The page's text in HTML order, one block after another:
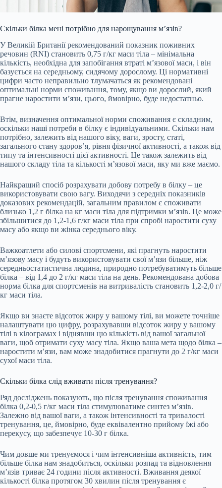
Скільки білка мені потрібно для нарощування м’язів?
У Великій Британії рекомендований показник поживних
речовин (RNI) становить 0,75 г/кг маси тіла – мінімальна
кількість, необхідна для запобігання втраті м’язової маси, і він
базується на середньому, сидячому дорослому. Ці нормативні
цифри часто неправильно тлумачаться як рекомендовані
оптимальні норми споживання, тому, якщо ви дорослий, який
прагне наростити м’язи, цього, ймовірно, буде недостатньо.
Втім, визначення оптимальної норми споживання є складним,
оскільки наші потреби в білку є індивідуальними. Скільки нам
потрібно, залежить від нашого віку, ваги, зросту, статі,
загального стану здоров’я, рівня фізичної активності, а також від
типу та інтенсивності цієї активності. Це також залежить від
нашого складу тіла та кількості м’язової маси, яку ми вже маємо.
Найкращий спосіб розрахувати добову потребу в білку – це
використовувати свою вагу. Виходячи з середніх показників
доказових рекомендацій, загальним правилом є споживати
близько 1,2 г білка на кг маси тіла для підтримки м’язів. Це може
збільшитися до 1,2-1,6 г/кг маси тіла при спробі наростити суху
масу або якщо ви жінка середнього віку.
Важкоатлети або силові спортсмени, які прагнуть наростити
м’язову масу і будуть використовувати свої м’язи більше, ніж
середньостатистична людина, природно потребуватимуть більше
білка – від 1,4 до 2 г/кг маси тіла на день. Рекомендована добова
норма білка для спортсменів на витривалість становить 1,2-2,0 г/
кг маси тіла.
Якщо ви знаєте відсоток жиру у вашому тілі, ви можете точніше
налаштувати цю цифру, розрахувавши відсоток жиру у вашому
тілі в кілограмах і віднявши цю кількість від вашої загальної
ваги, щоб отримати суху масу тіла. Якщо ваша мета щодо білка –
наростити м’язи, вам може знадобитися прагнути до 2 г/кг маси
сухої маси тіла.
Скільки білка слід вживати після тренування?
Ряд досліджень показують, що після тренування споживання
білка 0,2-0,5 г/кг маси тіла стимулюватиме синтез м’язів.
Залежно від вашої ваги, а також інтенсивності та тривалості
тренування, це, ймовірно, буде еквівалентно прийому їжі або
перекусу, що забезпечує 10-30 г білка.
Чим довше ми тренуємося і чим інтенсивніша активність, тим
більше білка нам знадобиться, оскільки розпад та відновлення
м’язів триває 24 години після активності. Вживання деякої
кількості білка протягом 30 хвилин після тренування є